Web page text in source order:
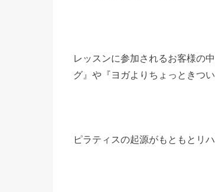
レッスンに参加されるお客様の
グ』や『ヨガよりちょっときつ
ピラティスの起源がもともとリ